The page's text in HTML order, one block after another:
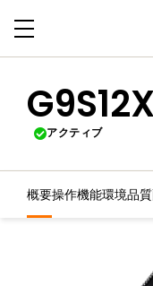
アクティブ
概要操作機能環境品質